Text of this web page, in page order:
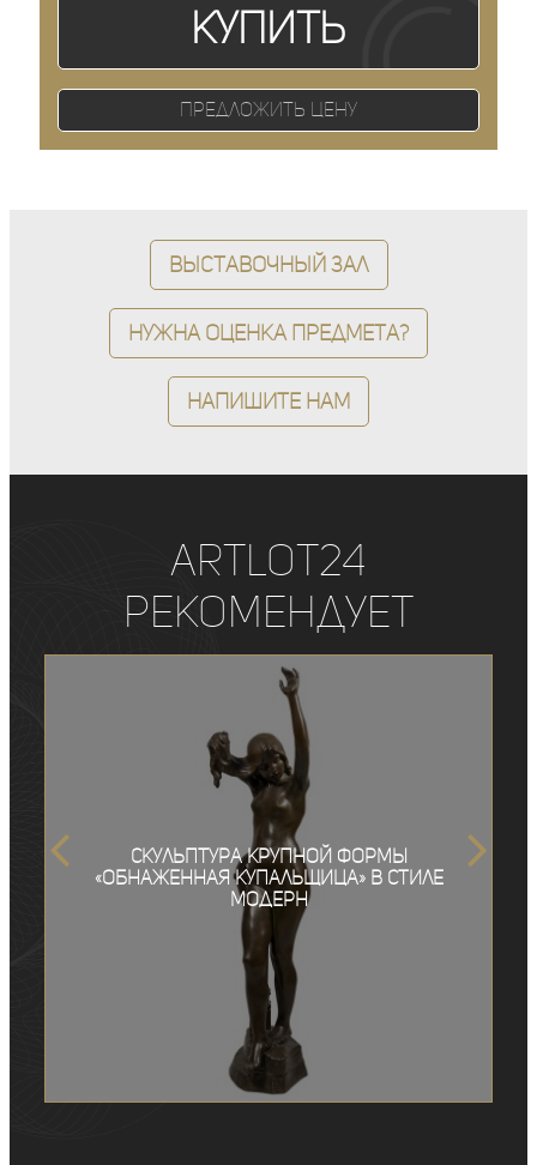
Купить
Предложить цену
Выставочный зал
Нужна оценка предмета?
Напишите нам
ArtLot24
рекомендует
Скульптура крупной формы
«Обнаженная купальщица» в стиле
модерн